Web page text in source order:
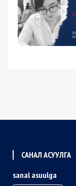
САНАЛ АСУУЛГА
sanal asuulga